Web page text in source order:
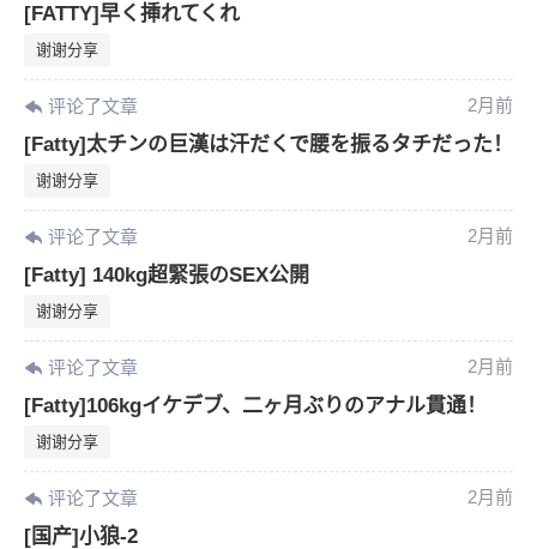
[FATTY]早く挿れてくれ
谢谢分享
评论了文章 2月前
[Fatty]太チンの巨漢は汗だくで腰を振るタチだった！
谢谢分享
评论了文章 2月前
[Fatty] 140kg超緊張のSEX公開
谢谢分享
评论了文章 2月前
[Fatty]106kgイケデブ、二ヶ月ぶりのアナル貫通！
谢谢分享
评论了文章 2月前
[国产]小狼-2